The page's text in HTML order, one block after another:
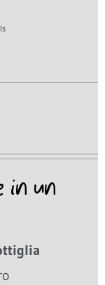
in un